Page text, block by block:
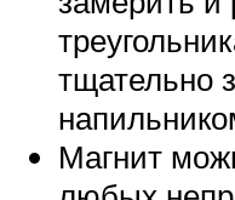
тщательно
Магнит